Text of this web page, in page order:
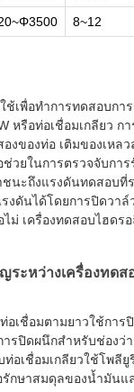
8~12
ช้เพื่อทำการทดสอบกา
หรือท่อเชื่อมเกลียว ก
งของท่อ เติมของเหล
วยในการตรวจจับกา
นะถึงแรงดันทดสอบที่
ดันได้โดยการปิดวาล์
ม่ เครื่องทดสอบไฮดรอ
ะหว่างเครื่องทดส
อเชื่อมตามยาวใช้การ
รปิดผนึกสำหรับช่องว่
อเชื่อมเกลียวใช้โพลียู
รักษาสมดุลของน้ำมันแ